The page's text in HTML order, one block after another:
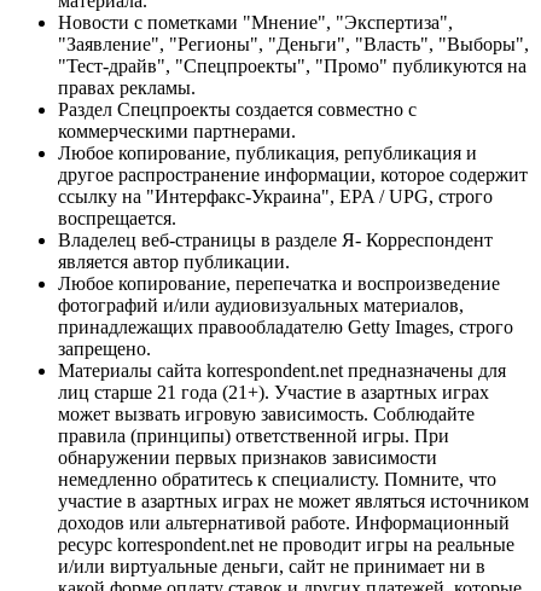
Новости с пометками "Мнение", "Экспертиза",
"Заявление", "Регионы", "Деньги", "Власть", "Выборы",
"Тест-драйв", "Спецпроекты", "Промо" публикуются на
правах рекламы.
Раздел Спецпроекты создается совместно с
коммерческими партнерами.
Любое копирование, публикация, републикация и
другое распространение информации, которое содержит
ссылку на "Интерфакс-Украина", EPA / UPG, строго
воспрещается.
Владелец веб-страницы в разделе Я- Корреспондент
является автор публикации.
Любое копирование, перепечатка и воспроизведение
фотографий и/или аудиовизуальных материалов,
принадлежащих правообладателю Getty Images, строго
запрещено.
Материалы сайта korrespondent.net предназначены для
лиц старше 21 года (21+). Участие в азартных играх
может вызвать игровую зависимость. Соблюдайте
правила (принципы) ответственной игры. При
обнаружении первых признаков зависимости
немедленно обратитесь к специалисту. Помните, что
участие в азартных играх не может являться источником
доходов или альтернативой работе. Информационный
ресурс korrespondent.net не проводит игры на реальные
и/или виртуальные деньги, сайт не принимает ни в